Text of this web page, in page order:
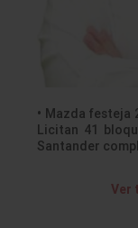
• Mazda festeja
Licitan 41
Santander
Ver